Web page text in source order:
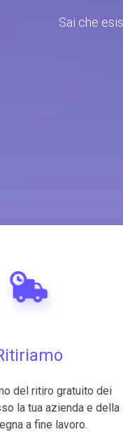
Sai che
del ritiro gratuito dei
la tua azienda e della
a fine lavoro.